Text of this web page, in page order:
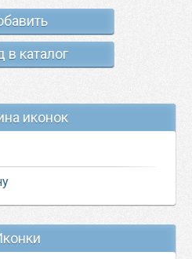
в каталог
иконок